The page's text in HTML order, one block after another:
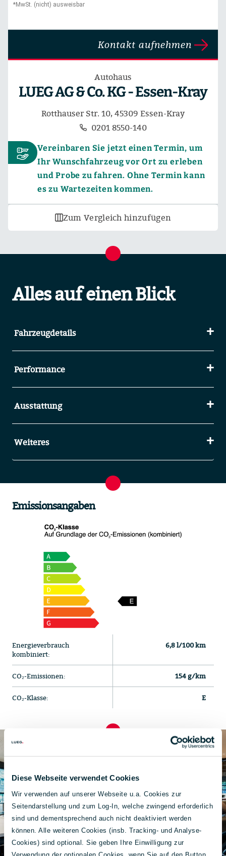
Diese Webseite verwendet Cookies
Wir verwenden auf unserer Webseite u.a. Cookies zur
Seitendarstellung und zum Log-In, welche zwingend erforderlich
sind und dementsprechend auch nicht deaktiviert werden
können. Alle weiteren Cookies (insb. Tracking- und Analyse-
Cookies) sind optional. Sie geben Ihre Einwilligung zur
Verwendung der optionalen Cookies, wenn Sie auf den Button
*MwSt. (nicht) ausweisbar
Kontakt aufnehmen
Autohaus
LUEG AG & Co. KG - Essen-Kray
Rotthauser Str. 10, 45309 Essen-Kray
0201 8550-140
Vereinbaren Sie jetzt einen Termin, um
Ihr Wunschfahrzeug vor Ort zu erleben
und Probe zu fahren. Ohne Termin kann
es zu Wartezeiten kommen.
Zum Vergleich hinzufügen
Alles auf einen Blick
Fahrzeugdetails
Performance
Ausstattung
Weiteres
Emissionsangaben
Energieverbrauch
kombiniert:
6,8 l/100 km
CO₂-Emissionen: 154 g/km
CO₂-Klasse: E